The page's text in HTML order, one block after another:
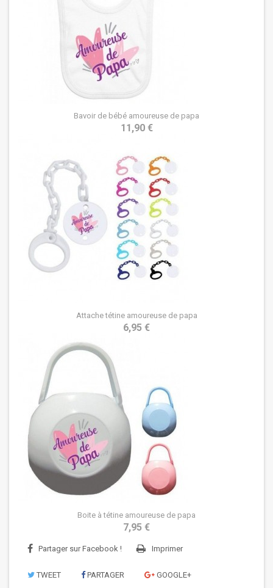
Bavoir de bébé amoureuse de papa
11,90 €
Attache tétine amoureuse de papa
6,95 €
Boite à tétine amoureuse de papa
7,95 €
Partager sur Facebook ! Imprimer
TWEET PARTAGER GOOGLE+